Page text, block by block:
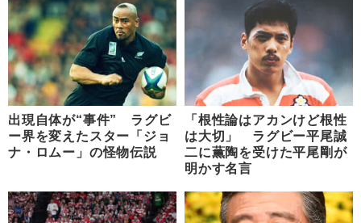
出現自体が“事件” ラグビ
ー界を変えたスター「ジョ
ナ・ロムー」の怪物伝説
「根性論はアカンけど根性
は大切」 ラグビー平尾誠
二に薫陶を受けた平尾剛が
明かす名言